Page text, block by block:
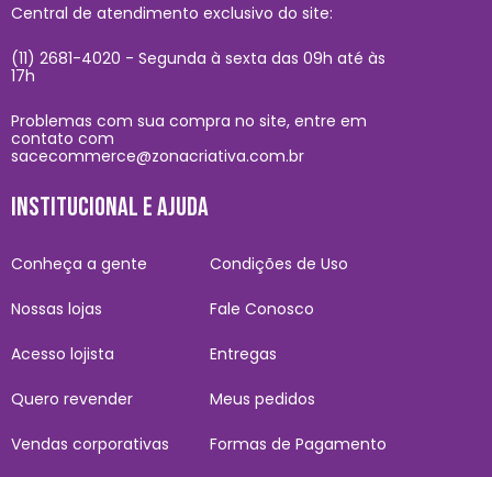
Central de atendimento exclusivo do site:
(11) 2681-4020 - Segunda à sexta das 09h até às
17h
Problemas com sua compra no site, entre em
contato com
sacecommerce@zonacriativa.com.br
INSTITUCIONAL E AJUDA
Conheça a gente
Nossas lojas
Acesso lojista
Quero revender
Vendas corporativas
Condições de Uso
Fale Conosco
Entregas
Meus pedidos
Formas de Pagamento